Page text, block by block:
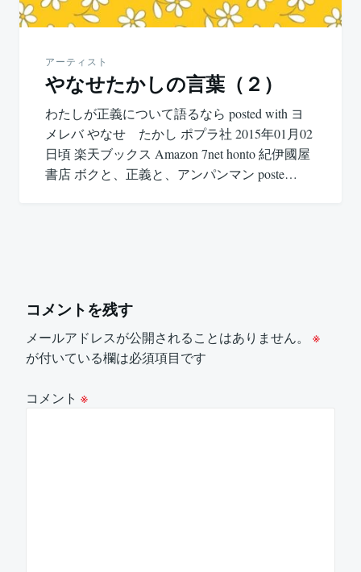
アーティスト
やなせたかしの言葉（２）
わたしが正義について語るなら posted with ヨ
メレバ やなせ たかし ポプラ社 2015年01月02
日頃 楽天ブックス Amazon 7net honto 紀伊國屋
書店 ボクと、正義と、アンパンマン poste…
コメントを残す
メールアドレスが公開されることはありません。
※
が付いている欄は必須項目です
コメント ※